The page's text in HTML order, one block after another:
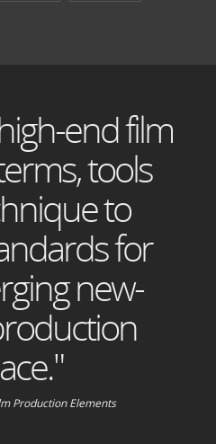
end film
tools
to
for
new-
Production Elements